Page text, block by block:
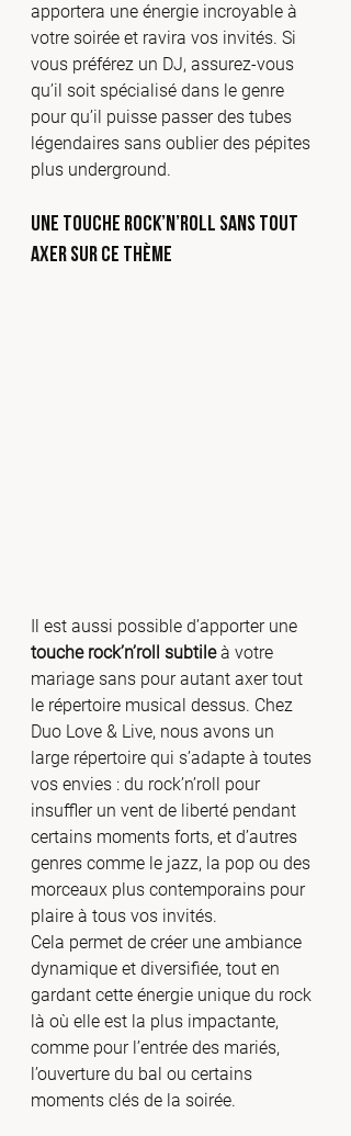
apportera une énergie incroyable à
votre soirée et ravira vos invités. Si
vous préférez un DJ, assurez-vous
qu’il soit spécialisé dans le genre
pour qu’il puisse passer des tubes
légendaires sans oublier des pépites
plus underground.
Une Touche Rock’n’Roll Sans Tout
Axer sur Ce Thème
Il est aussi possible d’apporter une
touche rock’n’roll subtile à votre
mariage sans pour autant axer tout
le répertoire musical dessus. Chez
Duo Love & Live, nous avons un
large répertoire qui s’adapte à toutes
vos envies : du rock’n’roll pour
insuffler un vent de liberté pendant
certains moments forts, et d’autres
genres comme le jazz, la pop ou des
morceaux plus contemporains pour
plaire à tous vos invités.
Cela permet de créer une ambiance
dynamique et diversifiée, tout en
gardant cette énergie unique du rock
là où elle est la plus impactante,
comme pour l’entrée des mariés,
l’ouverture du bal ou certains
moments clés de la soirée.